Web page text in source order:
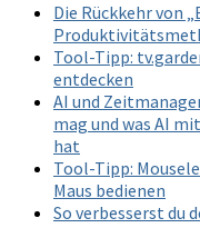
Die Rückkehr von
Tool-Tipp:
entdecken
AI und
mag und was AI
hat
Tool-Tipp:
Maus bedienen
So verbesserst du